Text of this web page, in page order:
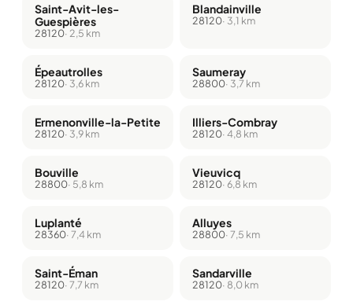
Saint-Avit-les-
Guespières
28120· 2,5 km
Blandainville
28120· 3,1 km
Épeautrolles
28120· 3,6 km
Saumeray
28800· 3,7 km
Ermenonville-la-Petite
28120· 3,9 km
Illiers-Combray
28120· 4,8 km
Bouville
28800· 5,8 km
Vieuvicq
28120· 6,8 km
Luplanté
28360· 7,4 km
Alluyes
28800· 7,5 km
Saint-Éman
28120· 7,7 km
Sandarville
28120· 8,0 km